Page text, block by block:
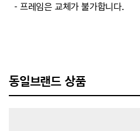
－프레임은 교체가 불가합니다.
동일브랜드 상품